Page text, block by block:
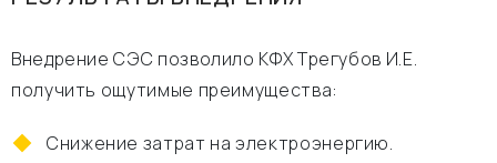
Внедрение СЭС позволило КФХ Трегубов И.Е.
получить ощутимые преимущества:
Снижение затрат на электроэнергию.